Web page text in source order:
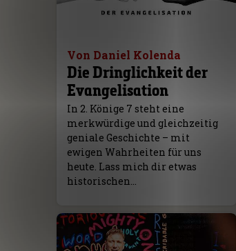
Von Daniel Kolenda
Die Dringlichkeit der
Evangelisation
In 2. Könige 7 steht eine
merkwürdige und gleichzeitig
geniale Geschichte – mit
ewigen Wahrheiten für uns
heute. Lass mich dir etwas
historischen…